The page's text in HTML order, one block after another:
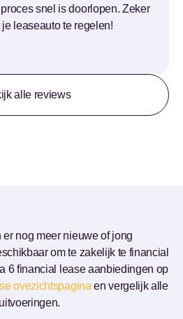
alle reviews
snel is doorlopen. Zeker
leaseauto te regelen!
nog meer nieuwe of jong
om te zakelijk te financial
6 financial lease aanbiedingen op
ovezichtspagina en vergelijk alle